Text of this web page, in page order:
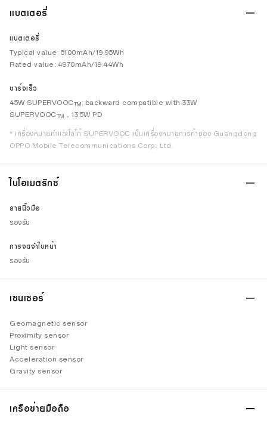
แบตเตอรี่
แบตเตอรี่
Typical value: 5100mAh/19.95Wh
Rated value: 4970mAh/19.44Wh
ชาร์จเร็ว
45W SUPERVOOC TM ; backward compatible with 33W
SUPERVOOC TM ，13.5W PD
* เครื่องหมายคำและโลโก้ SUPERVOOC เป็นเครื่องหมายการค้าของ Guangdong
OPPO Mobile Telecommunications Corp., Ltd.
ไบโอเมตริกซ์
ลายนิ้วมือ
รองรับ
การจดจำใบหน้า
รองรับ
เซนเซอร์
Geomagnetic sensor
Proximity sensor
Light sensor
Acceleration sensor
Gravity sensor
เครือข่ายมือถือ